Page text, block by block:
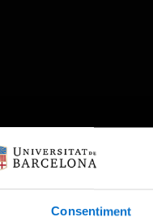
Consentiment